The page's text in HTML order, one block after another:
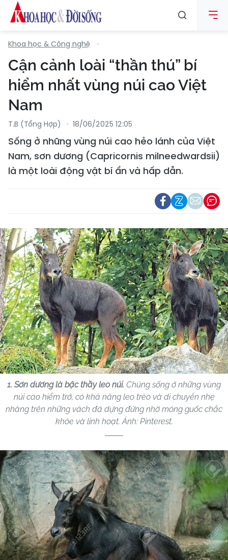
Khoa học & Công nghệ
Cận cảnh loài “thần thú” bí
hiểm nhất vùng núi cao Việt
Nam
T.B (tổng Hợp) 18/06/2025 12:05
Sống ở những vùng núi cao hẻo lánh của Việt
Nam, sơn dương (Capricornis milneedwardsii)
là một loài động vật bí ẩn và hấp dẫn.
1. Sơn dương là bậc thầy leo núi. Chúng sống ở những vùng
núi cao hiểm trở, có khả năng leo trèo và di chuyển nhẹ
nhàng trên những vách đá dựng đứng nhờ móng guốc chắc
khỏe và linh hoạt. Ảnh: Pinterest.